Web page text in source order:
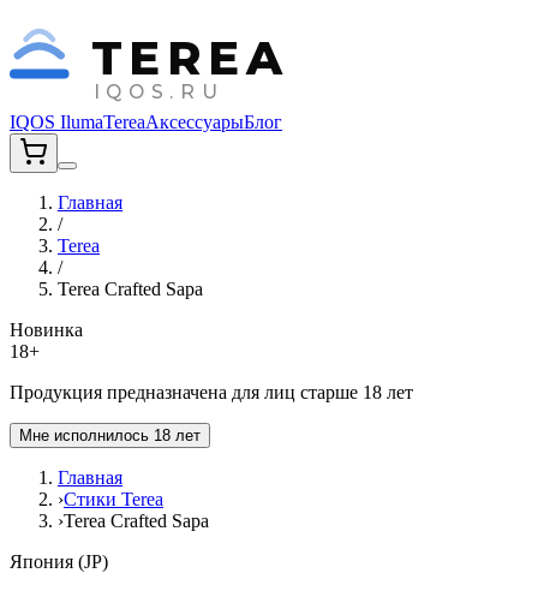
TEREA
IQOS.RU
IQOS IlumaTereaАксессуарыБлог
Главная
/
Terea
/
Terea Crafted Sapa
Новинка
18+
Продукция предназначена для лиц старше 18 лет
Мне исполнилось 18 лет
Главная
›Стики Terea
›Terea Crafted Sapa
Япония (JP)